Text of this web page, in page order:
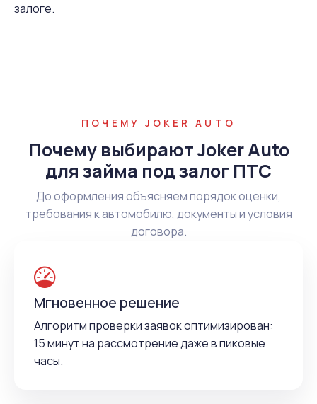
залоге.
ПОЧЕМУ JOKER AUTO
Почему выбирают Joker Auto
для займа под залог ПТС
До оформления объясняем порядок оценки,
требования к автомобилю, документы и условия
договора.
Мгновенное решение
Алгоритм проверки заявок оптимизирован:
15 минут на рассмотрение даже в пиковые
часы.